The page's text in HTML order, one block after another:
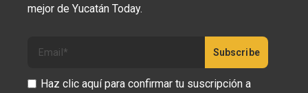
mejor de Yucatán Today.
Haz clic aquí para confirmar tu suscripción a